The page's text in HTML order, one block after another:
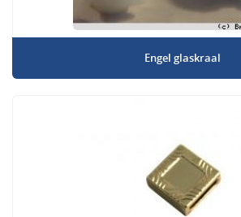
Engel glaskraal